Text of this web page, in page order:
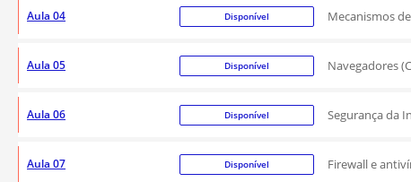
Aula 04 Disponível Mecanismos
Aula 05 Disponível Navegadores
Aula 06 Disponível Segurança da
Aula 07 Disponível Firewall e